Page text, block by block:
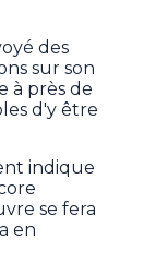
des
sur son
à près de
d'y être
indique
se fera
en